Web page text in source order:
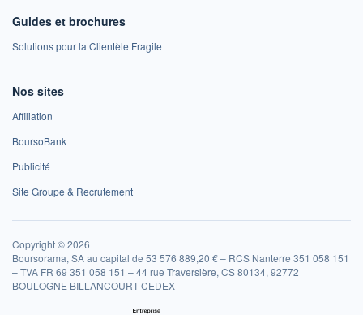
Guides et brochures
Solutions pour la Clientèle Fragile
Nos sites
Affiliation
BoursoBank
Publicité
Site Groupe & Recrutement
Copyright © 2026
Boursorama, SA au capital de 53 576 889,20 € – RCS Nanterre 351 058 151
– TVA FR 69 351 058 151 – 44 rue Traversière, CS 80134, 92772
BOULOGNE BILLANCOURT CEDEX